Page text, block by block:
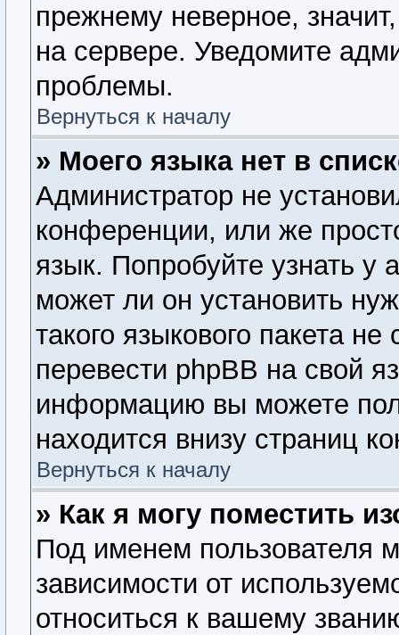
прежнему неверное,
на сервере. Уведомите
проблемы.
Вернуться к началу
» Моего языка нет в
Администратор не
конференции, или же
язык. Попробуйте узнать у
может ли он установить
такого языкового пакета
перевести phpBB на свой
информацию вы можете
находится внизу страниц
Вернуться к началу
» Как я могу поместить
Под именем пользователя
зависимости от
относиться к вашему